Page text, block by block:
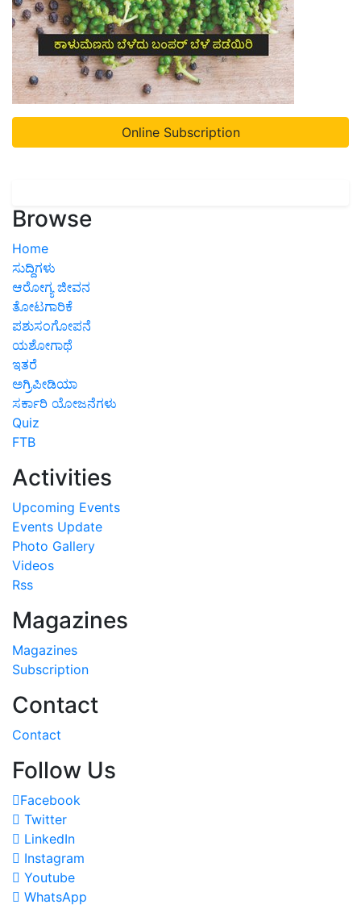
Online Subscription
Browse
Home
ಸುದ್ದಿಗಳು
ಆರೋಗ್ಯ ಜೀವನ
ತೋಟಗಾರಿಕೆ
ಪಶುಸಂಗೋಪನೆ
ಯಶೋಗಾಥೆ
ಇತರೆ
ಅಗ್ರಿಪೀಡಿಯಾ
ಸರ್ಕಾರಿ ಯೋಜನೆಗಳು
Quiz
FTB
Activities
Upcoming Events
Events Update
Photo Gallery
Videos
Rss
Magazines
Magazines
Subscription
Contact
Contact
Follow Us
Facebook
Twitter
LinkedIn
Instagram
Youtube
WhatsApp